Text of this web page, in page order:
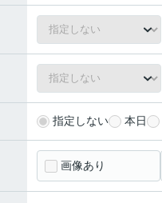
指定しない 本日
画像あり